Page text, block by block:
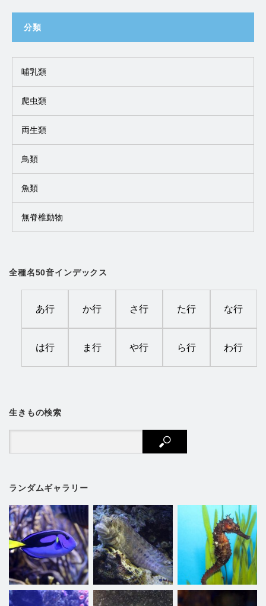
分類
哺乳類
爬虫類
両生類
鳥類
魚類
無脊椎動物
全種名50音インデックス
あ行 か行 さ行 た行 な行
は行 ま行 や行 ら行 わ行
生きもの検索
ランダムギャラリー